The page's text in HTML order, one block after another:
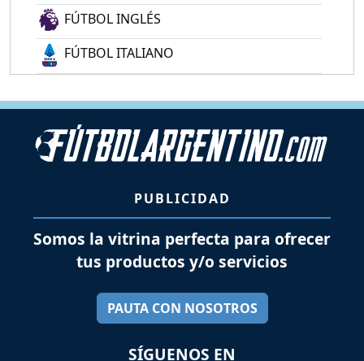
FÚTBOL INGLÉS
FÚTBOL ITALIANO
PUBLICIDAD
Somos la vitrina perfecta para ofrecer
tus productos y/o servicios
PAUTA CON NOSOTROS
SÍGUENOS EN